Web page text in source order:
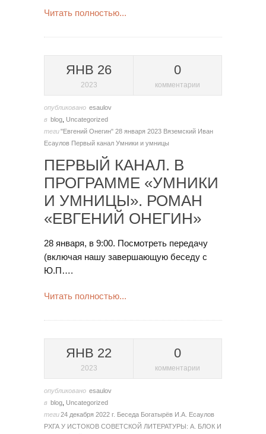
Читать полностью...
ЯНВ 26
2023
0
комментарии
опубликовано esaulov
в blog Uncategorized
теги"Евгений Онегин" 28 января 2023 Вяземский Иван
Есаулов Первый канал Умники и умницы
ПЕРВЫЙ КАНАЛ. В
ПРОГРАММЕ «УМНИКИ
И УМНИЦЫ». РОМАН
«ЕВГЕНИЙ ОНЕГИН»
28 января, в 9:00. Посмотреть передачу
(включая нашу завершающую беседу с
Ю.П….
Читать полностью...
ЯНВ 22
2023
0
комментарии
опубликовано esaulov
в blog Uncategorized
теги24 декабря 2022 г. Беседа Богатырёв И.А. Есаулов
РХГА У ИСТОКОВ СОВЕТСКОЙ ЛИТЕРАТУРЫ: А. БЛОК И